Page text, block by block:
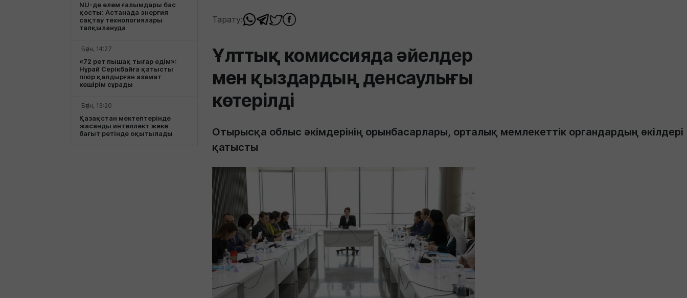
NU-де әлем ғалымдары бас
қосты: Астанада энергия
сақтау технологиялары
талқылануда
Бүгін, 14:27
«72 рет пышақ тығар едім»:
Нұрай Серікбайға қатысты
пікір қалдырған азамат
кешірім сұрады
Бүгін, 13:20
Қазақстан мектептерінде
жасанды интеллект жеке
бағыт ретінде оқытылады
Тарату:
Ұлттық комиссияда әйелдер
мен қыздардың денсаулығы
көтерілді
Отырысқа облыс әкімдерінің орынбасарлары, орталық мемлекеттік органдардың өкілдері
қатысты